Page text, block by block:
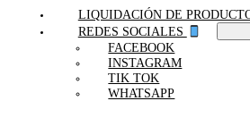
LIQUIDACIÓN DE
REDES SOCIALES
FACEBOOK
INSTAGRAM
TIK TOK
WHATSAPP